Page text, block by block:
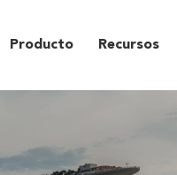
Producto Recursos